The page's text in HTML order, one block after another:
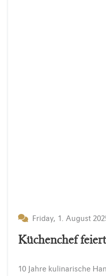
Friday, 1. August
Küchenchef
10 Jahre kulinarische